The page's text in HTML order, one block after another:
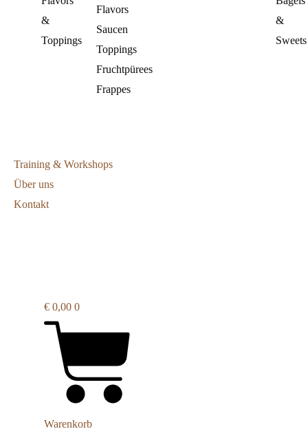
Flavors
Saucen
Toppings
Fruchtpürees
Frappes
Training & Workshops
Über uns
Kontakt
€ 0,00 0
Warenkorb